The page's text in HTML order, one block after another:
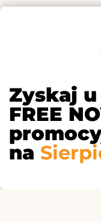
Zyskaj
FREE
na